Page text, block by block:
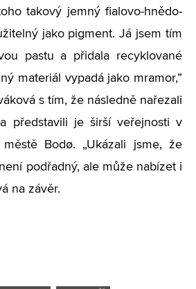
takový jemný fialovo-hnědo-
jako pigment. Já jsem tím
pastu a přidala recyklované
materiál vypadá jako mramor,”
s tím, že následně nařezali
představili je širší veřejnosti v
Bodø. „Ukázali jsme, že
podřadný, ale může nabízet i
na závěr.